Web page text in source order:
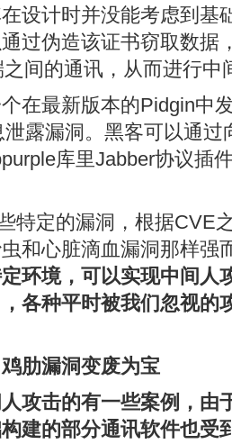
设计时并没能考虑到基
过伪造该证书窃取数据
间的通讯，从而进行中
在最新版本的Pidgin中
泄露漏洞。黑客可以通
库里Jabber协议插
特定的漏洞，根据CVE
和心脏滴血漏洞那样强
环境，可以实现中间人
各种平时被我们忽视的
肋漏洞变废为宝
攻击的有一些案例，由
建的部分通讯软件也受